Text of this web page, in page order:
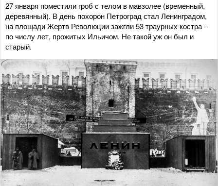
27 января поместили гроб с телом в мавзолее (временный,
деревянный). В день похорон Петроград стал Ленинградом,
на площади Жертв Революции зажгли 53 траурных костра –
по числу лет, прожитых Ильичом. Не такой уж он был и
старый.